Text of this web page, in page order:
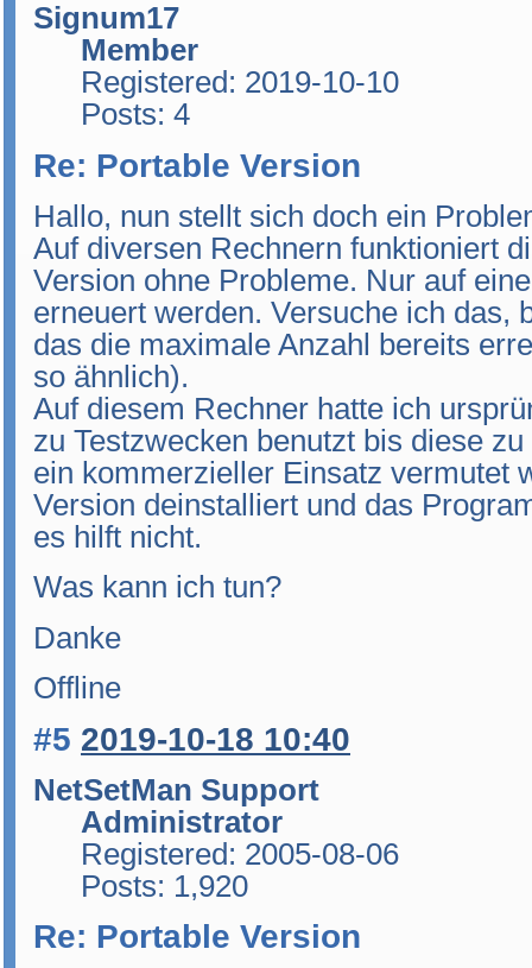
Signum17
Member
Registered: 2019-10-10
Posts: 4
Re: Portable Version
Hallo, nun stellt sich doch ein
Auf diversen Rechnern funktioniert
Version ohne Probleme. Nur auf
erneuert werden. Versuche ich das,
das die maximale Anzahl bereits
so ähnlich).
Auf diesem Rechner hatte ich
zu Testzwecken benutzt bis diese
ein kommerzieller Einsatz vermutet
Version deinstalliert und das
es hilft nicht.
Was kann ich tun?
Danke
Offline
#5 2019-10-18 10:40
NetSetMan Support
Administrator
Registered: 2005-08-06
Posts: 1,920
Re: Portable Version